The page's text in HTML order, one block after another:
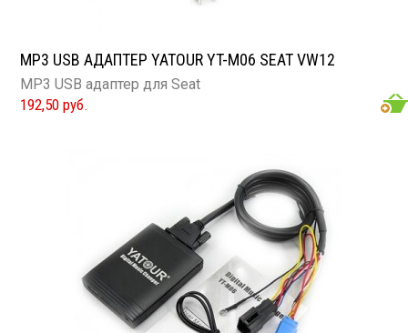
MP3 USB АДАПТЕР YATOUR YT-M06 SEAT VW12
MP3 USB адаптер для Seat
192,50 руб.